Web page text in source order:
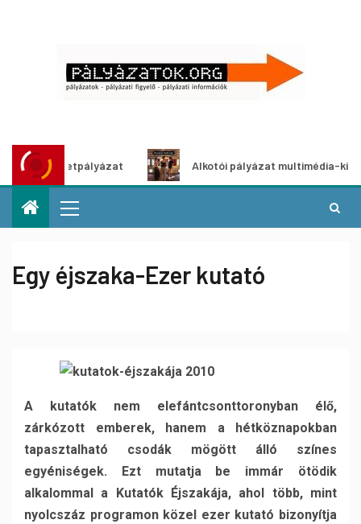
Alkotói pályázat multimédia-kiállításhoz
Egy éjszaka-Ezer kutató
A kutatók nem elefántcsonttoronyban élő,
zárkózott emberek, hanem a hétköznapokban
tapasztalható csodák mögött álló színes
egyéniségek. Ezt mutatja be immár ötödik
alkalommal a Kutatók Éjszakája, ahol több, mint
nyolcszáz programon közel ezer kutató bizonyítja